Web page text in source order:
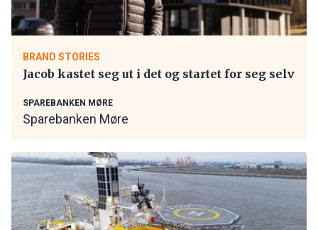
BRAND STORIES
Jacob kastet seg ut i det og startet for seg selv
SPAREBANKEN MØRE
Sparebanken Møre